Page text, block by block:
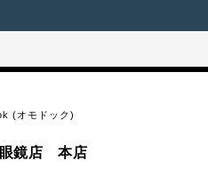
(オモドック)
鏡店 本店